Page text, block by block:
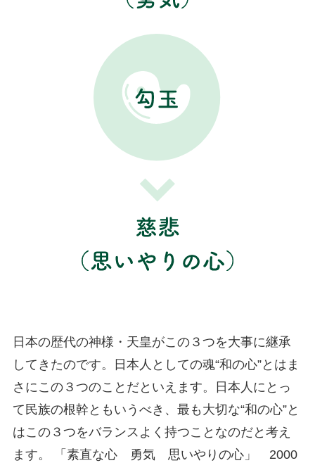
日本の歴代の神様・天皇がこの３つを大事に継承
してきたのです。日本人としての魂“和の心”とはま
さにこの３つのことだといえます。日本人にとっ
て民族の根幹ともいうべき、最も大切な“和の心”と
はこの３つをバランスよく持つことなのだと考え
ます。 「素直な心 勇気 思いやりの心」 2000